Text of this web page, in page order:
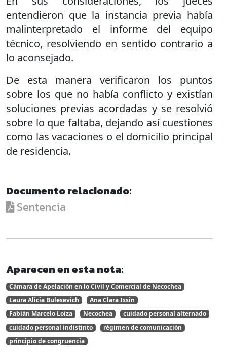
entendieron que la instancia previa había
malinterpretado el informe del equipo
técnico, resolviendo en sentido contrario a
lo aconsejado.
De esta manera verificaron los puntos
sobre los que no había conflicto y existían
soluciones previas acordadas y se resolvió
sobre lo que faltaba, dejando así cuestiones
como las vacaciones o el domicilio principal
de residencia.
Documento relacionado:
Sentencia
Aparecen en esta nota:
Cámara de Apelación en lo Civil y Comercial de Necochea
Laura Alicia Bulesevich
Ana Clara Issin
Fabián Marcelo Loiza
Necochea
cuidado personal alternado
cuidado personal indistinto
régimen de comunicación
principio de congruencia